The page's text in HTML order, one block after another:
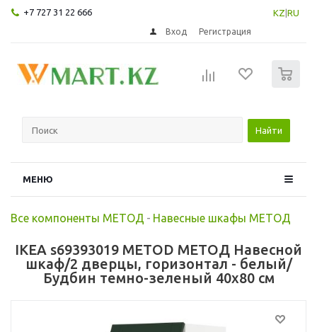
+7 727 31 22 666 KZ RU
Вход Регистрация
Найти
МЕНЮ
Все компоненты МЕТОД - Навесные шкафы МЕТОД
IKEA s69393019 METOD МЕТОД Навесной
шкаф/2 дверцы, горизонтал - белый/
Будбин темно-зеленый 40x80 см